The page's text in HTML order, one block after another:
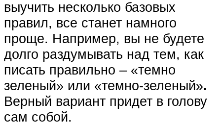
выучить несколько базовых
правил, все станет намного
проще. Например, вы не будете
долго раздумывать над тем, как
писать правильно – «темно
зеленый» или «темно-зеленый».
Верный вариант придет в голову
сам собой.